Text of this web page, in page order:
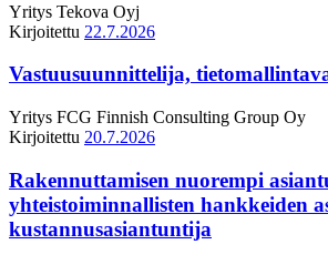
Yritys Tekova Oyj
Kirjoitettu 22.7.2026
Vastuusuunnittelija,
Yritys FCG Finnish Consulting Group Oy
Kirjoitettu 20.7.2026
Rakennuttamisen nuorempi
yhteistoiminnallisten hankkeiden
kustannusasiantuntija